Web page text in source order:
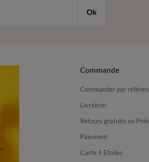
Ok
Commande
Commander par
Livraison
Retours gratuits en
Paiement
Carte 4 Etoiles